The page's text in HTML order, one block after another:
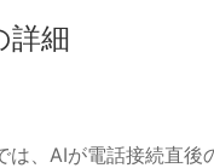
詳細
は、AIが電話接続直